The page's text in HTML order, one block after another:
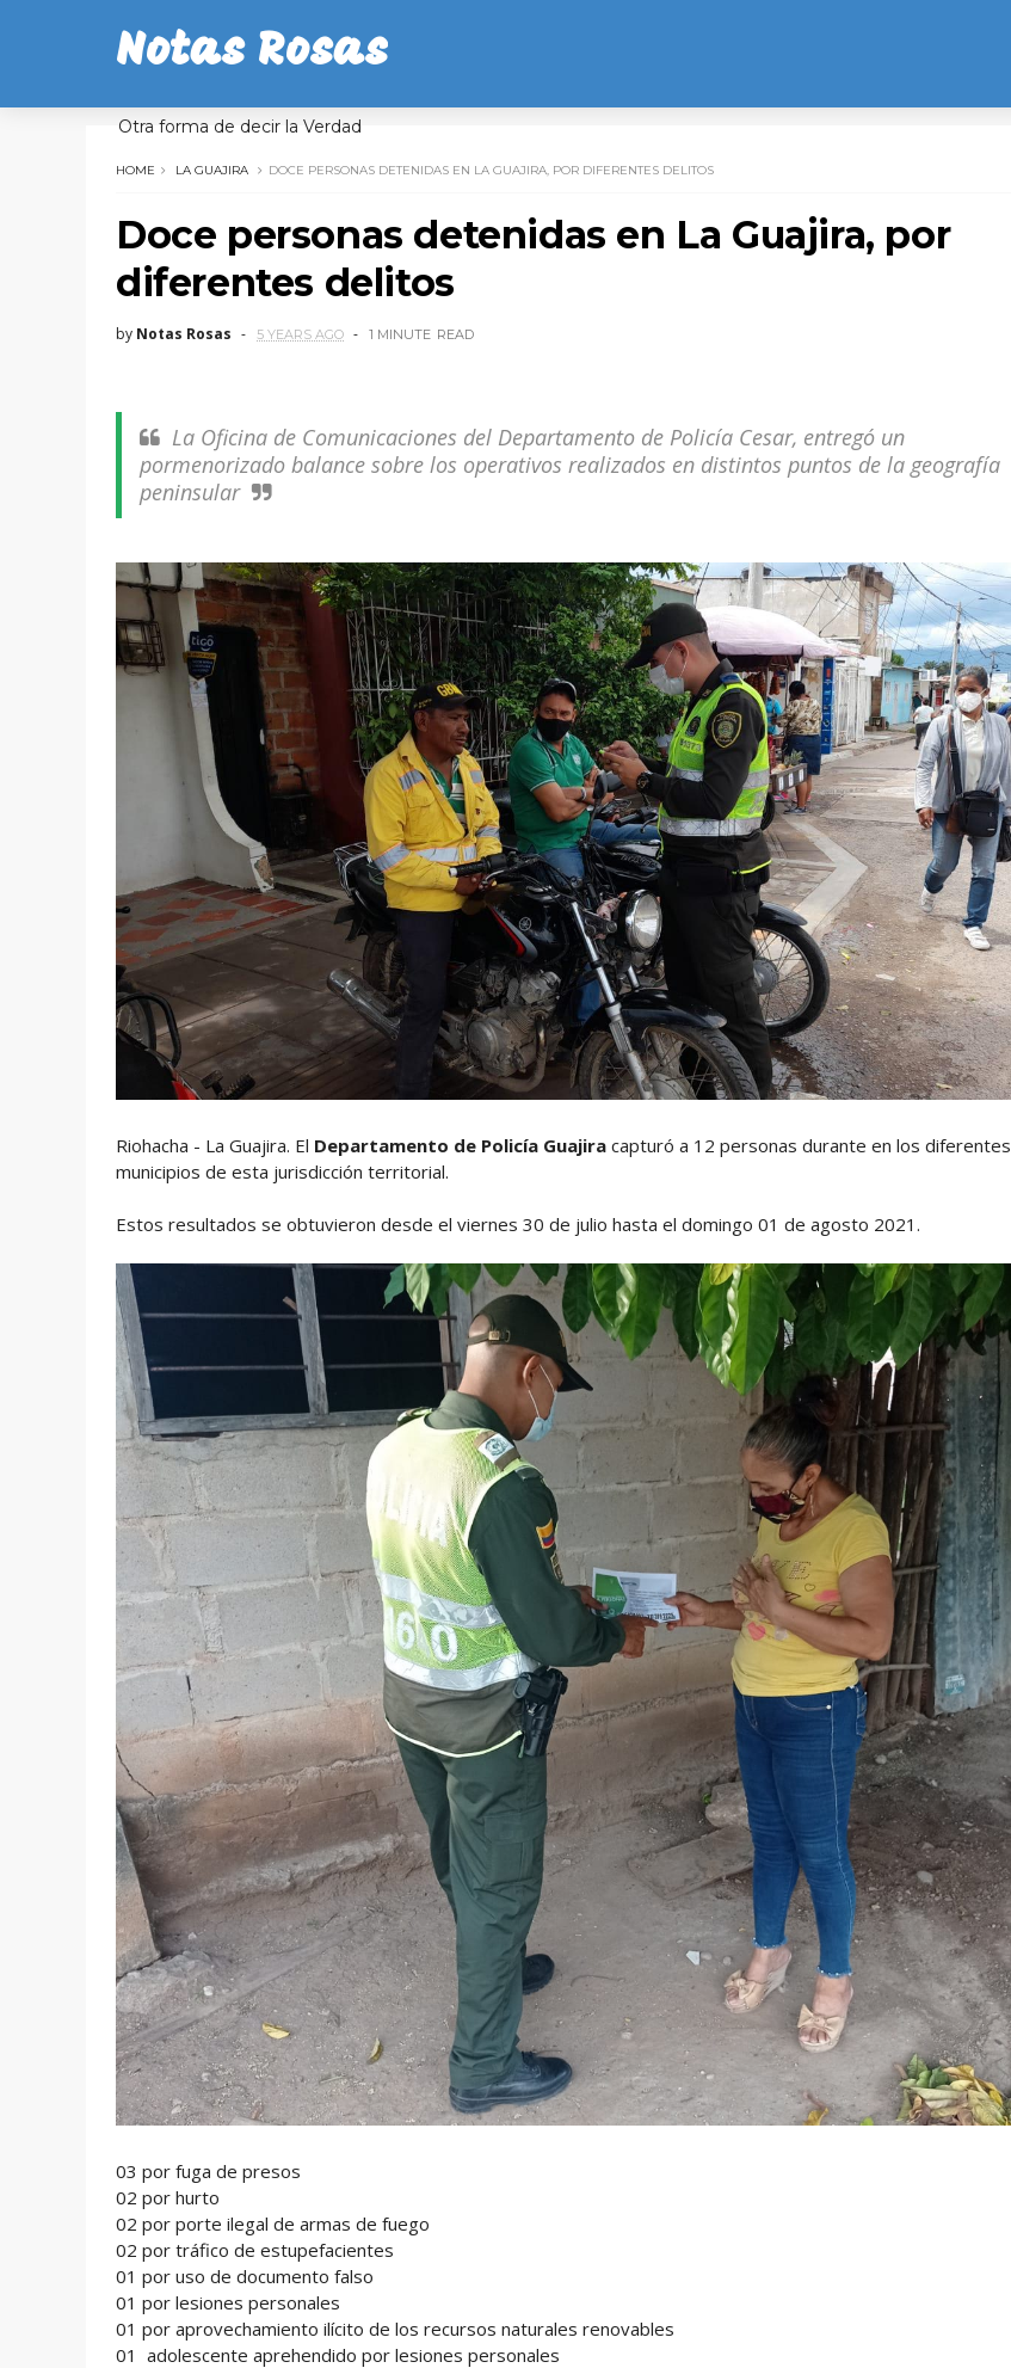
Notas Rosas
Otra forma de decir la Verdad
HOME LA GUAJIRA DOCE PERSONAS DETENIDAS EN LA GUAJIRA, POR DIFERENTES DELITOS
Doce personas detenidas en La Guajira, por
diferentes delitos
by Notas Rosas 5 YEARS AGO 1 MINUTE READ
La Oficina de Comunicaciones del Departamento de Policía Cesar, entregó un
pormenorizado balance sobre los operativos realizados en distintos puntos de la geografía
peninsular
Riohacha - La Guajira. El Departamento de Policía Guajira capturó a 12 personas durante en los diferentes
municipios de esta jurisdicción territorial.
Estos resultados se obtuvieron desde el viernes 30 de julio hasta el domingo 01 de agosto 2021.
03 por fuga de presos
02 por hurto
02 por porte ilegal de armas de fuego
02 por tráfico de estupefacientes
01 por uso de documento falso
01 por lesiones personales
01 por aprovechamiento ilícito de los recursos naturales renovables
01 adolescente aprehendido por lesiones personales